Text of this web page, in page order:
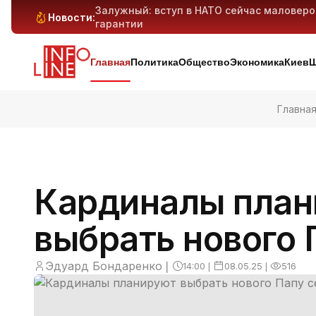
Новости:
Залужный: вступ в НАТО сейчас
гарантии
Антибиотикорезистентность у детей
Генеративный ИИ может вытеснить
Киев и область под массированным
ГлавнаяПолитикаОбществоЭкономикаКиев
Главная
Кардиналы
выбрать нового
Эдуард Бондаренко ❘ 14:00 ❘ 08.05.25 ❘ 516